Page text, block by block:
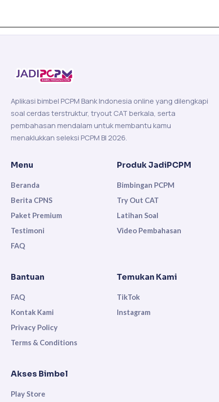
Aplikasi bimbel PCPM Bank Indonesia online yang dilengkapi
soal cerdas terstruktur, tryout CAT berkala, serta
pembahasan mendalam untuk membantu kamu
menaklukkan seleksi PCPM BI 2026.
Menu
Beranda
Berita CPNS
Paket Premium
Testimoni
FAQ
Produk JadiPCPM
Bimbingan PCPM
Try Out CAT
Latihan Soal
Video Pembahasan
Bantuan
FAQ
Kontak Kami
Privacy Policy
Terms & Conditions
Temukan Kami
TikTok
Instagram
Akses Bimbel
Play Store